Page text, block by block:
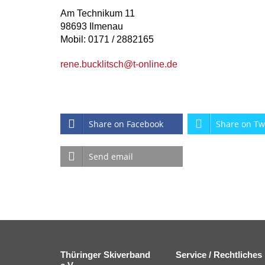
Am Technikum 11
98693 Ilmenau
Mobil: 0171 / 2882165
rene.bucklitsch@t-online.de
Share on Facebook Share on
Send email
Thüringer Skiverband
Service / Rechtliches